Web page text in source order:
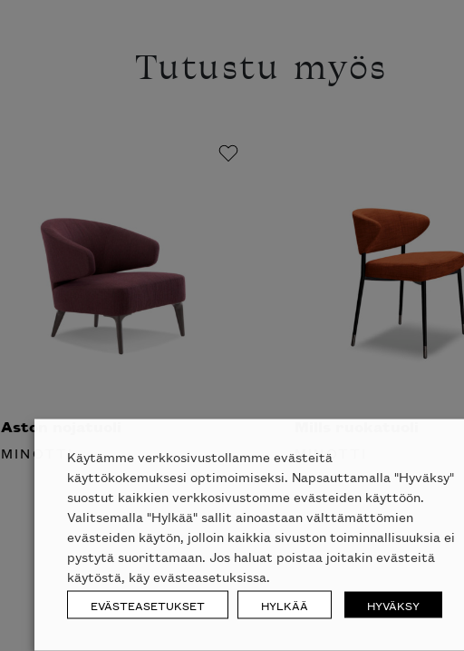
Tutustu myös
Aston nojatuoli
MINOTTI
Mills ruokatuoli
MINOTTI
Käytämme verkkosivustollamme evästeitä
käyttökokemuksesi optimoimiseksi. Napsauttamalla "Hyväksy"
suostut kaikkien verkkosivustomme evästeiden käyttöön.
Valitsemalla "Hylkää" sallit ainoastaan välttämättömien
evästeiden käytön, jolloin kaikkia sivuston toiminnallisuuksia ei
pystytä suorittamaan. Jos haluat poistaa joitakin evästeitä
käytöstä, käy evästeasetuksissa.
EVÄSTEASETUKSET HYLKÄÄ HYVÄKSY